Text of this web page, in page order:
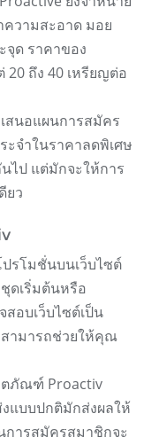
ความสะอาด มอย
จุด ราคาของ
ถึง 40 เหรียญต่อ
สนอแผนการสมัคร
จำในราคาลดพิเศษ
ไป แต่มักจะให้การ
ยว
รโมชั่นบนเว็บไซต์
ดเริ่มต้นหรือ
อบเว็บไซต์เป็น
ามารถช่วยให้คุณ
ภัณฑ์ Proactiv
แบบปกติมักส่งผลให้
การสมัครสมาชิกจะ